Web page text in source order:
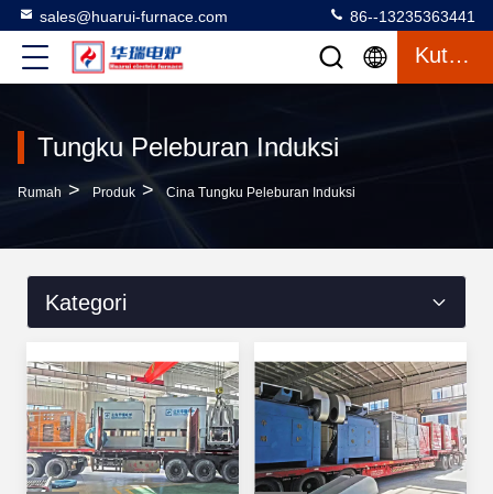
sales@huarui-furnace.com 86--13235363441
Kutipan
Tungku Peleburan Induksi
Rumah > Produk > Cina Tungku Peleburan Induksi
Kategori